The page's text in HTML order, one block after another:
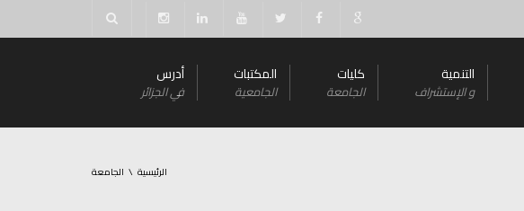
التنمية
و اﻹستشراف
كليات
الجامعة
المكتبات
الجامعية
أدرس
في الجزائر
الرئيسية الجامعة